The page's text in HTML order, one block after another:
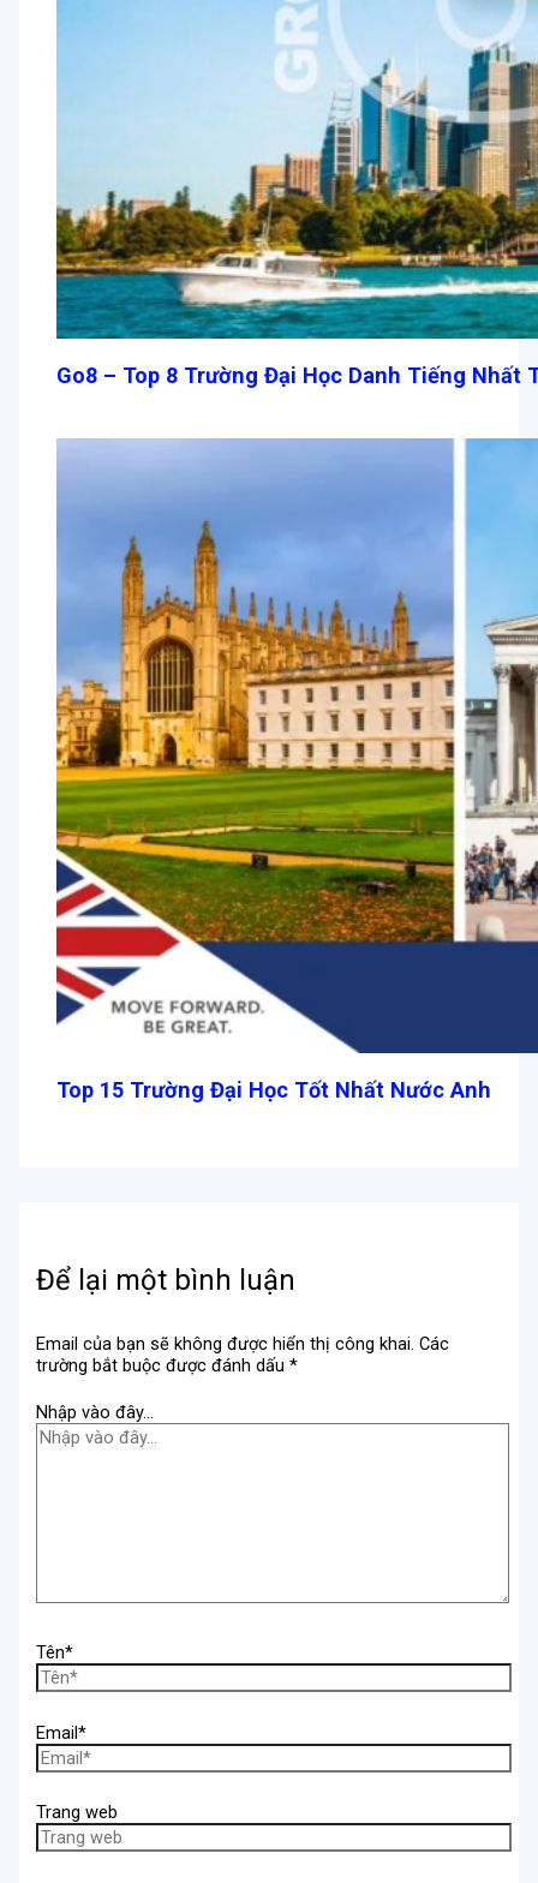
Go8 – Top 8 Trường Đại Học Danh Tiếng Nhất
Top 15 Trường Đại Học Tốt Nhất Nước Anh
Để lại một bình luận
Email của bạn sẽ không được hiển thị công khai. Các
trường bắt buộc được đánh dấu*
Nhập vào đây...
Tên*
Email*
Trang web